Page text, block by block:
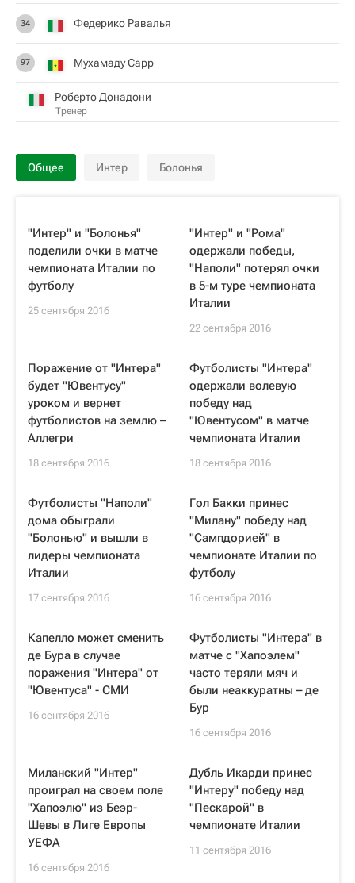
34 Федерико Равалья
97 Мухамаду Сарр
Роберто Донадони
Тренер
Общее Интер Болонья
"Интер" и "Болонья"
поделили очки в матче
чемпионата Италии по
футболу
25 сентября 2016
"Интер" и "Рома"
одержали победы,
"Наполи" потерял очки
в 5-м туре чемпионата
Италии
22 сентября 2016
Поражение от "Интера"
будет "Ювентусу"
уроком и вернет
футболистов на землю –
Аллегри
18 сентября 2016
Футболисты "Интера"
одержали волевую
победу над
"Ювентусом" в матче
чемпионата Италии
18 сентября 2016
Футболисты "Наполи"
дома обыграли
"Болонью" и вышли в
лидеры чемпионата
Италии
17 сентября 2016
Гол Бакки принес
"Милану" победу над
"Сампдорией" в
чемпионате Италии по
футболу
16 сентября 2016
Капелло может сменить
де Бура в случае
поражения "Интера" от
"Ювентуса" - СМИ
16 сентября 2016
Футболисты "Интера" в
матче с "Хапоэлем"
часто теряли мяч и
были неаккуратны – де
Бур
16 сентября 2016
Миланский "Интер"
проиграл на своем поле
"Хапоэлю" из Беэр-
Шевы в Лиге Европы
УЕФА
16 сентября 2016
Дубль Икарди принес
"Интеру" победу над
"Пескарой" в
чемпионате Италии
11 сентября 2016